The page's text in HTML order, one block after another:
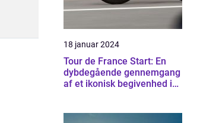
18 januar 2024
Tour de France Start: En
dybdegående gennemgang
af et ikonisk begivenhed i